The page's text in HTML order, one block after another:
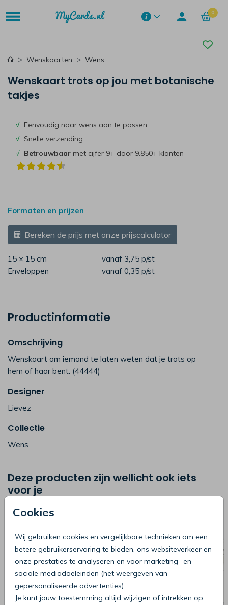
0
Cookies
Wij gebruiken cookies en vergelijkbare technieken om een
betere gebruikerservaring te bieden, ons websiteverkeer en
onze prestaties te analyseren en voor marketing- en
sociale mediadoeleinden (het weergeven van
gepersonaliseerde advertenties).
Je kunt jouw toestemming altijd wijzigen of intrekken op
Wenskaarten Wens
Wenskaart trots op jou met botanische
takjes
√ Eenvoudig naar wens aan te passen
√ Snelle verzending
√ Betrouwbaar met cijfer 9+ door 9.850+ klanten
Formaten en prijzen
Bereken de prijs met onze prijscalculator
15 × 15 cm vanaf 3,75 p/st
Enveloppen
vanaf 0,35 p/st
Productinformatie
Omschrijving
Wenskaart om iemand te laten weten dat je trots op
hem of haar bent. (44444)
Designer
Lievez
Collectie
Wens
Deze producten zijn wellicht ook iets
voor je